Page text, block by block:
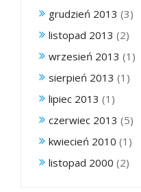
grudzień 2013 (3)
listopad 2013 (2)
wrzesień 2013 (1)
sierpień 2013 (1)
lipiec 2013 (1)
czerwiec 2013 (5)
kwiecień 2010 (1)
listopad 2000 (2)